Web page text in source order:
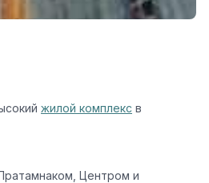
жилой комплекс в
Центром и